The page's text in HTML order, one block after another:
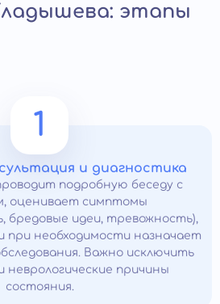
этапы
1
и диагностика
подробную беседу с
оценивает симптомы
бредовые идеи, тревожность),
при необходимости назначает
Важно исключить
неврологические причины
состояния.